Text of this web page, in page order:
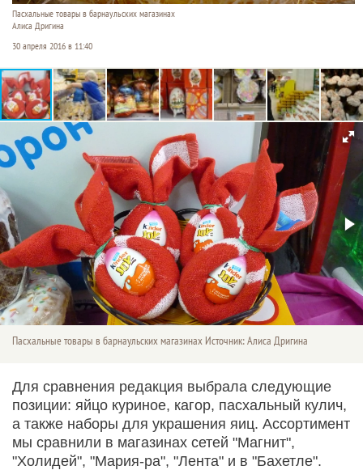
Пасхальные товары в барнаульских магазинах
Алиса Дригина
30 апреля 2016 в 11:40
Пасхальные товары в барнаульских магазинах Источник: Алиса Дригина
Для сравнения редакция выбрала следующие
позиции: яйцо куриное, кагор, пасхальный кулич,
а также наборы для украшения яиц. Ассортимент
мы сравнили в магазинах сетей "Магнит",
"Холидей", "Мария-ра", "Лента" и в "Бахетле".